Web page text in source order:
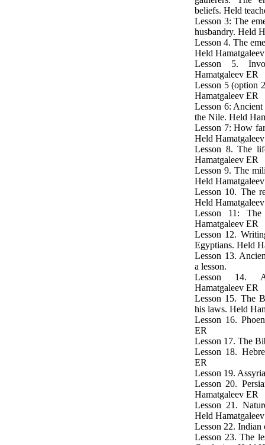
beliefs. Held
Lesson 3: The
husbandry. Held
Lesson 4. The
Held
Lesson 5.
Hamatgaleev ER
Lesson 5 (option
Hamatgaleev ER
Lesson 6:
the Nile. Held
Lesson 7: How
Held
Lesson 8. The
Hamatgaleev ER
Lesson 9. The
Held
Lesson 10. The
Held
Lesson 11:
Hamatgaleev ER
Lesson 12.
Egyptians. Held
Lesson 13.
a lesson.
Lesson 14.
Hamatgaleev ER
Lesson 15. The
his laws. Held
Lesson 16.
ER
Lesson 17. The
Lesson 18.
ER
Lesson 19.
Lesson 20.
Hamatgaleev ER
Lesson 21.
Held
Lesson 22. Indian
Lesson 23. The